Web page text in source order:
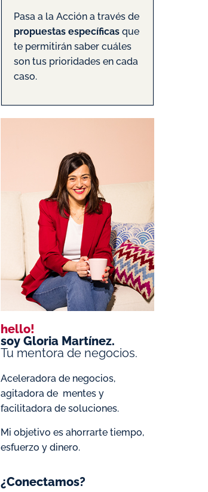
Pasa a la Acción a través de
propuestas específicasque
te permitirán saber cuáles
son tus prioridades en cada
caso.
hello!
soy Gloria Martínez.
Tu mentora de negocios.
Aceleradora de negocios,
agitadora de mentes y
facilitadora de soluciones.
Mi objetivo es ahorrarte tiempo,
esfuerzo y dinero.
¿Conectamos?